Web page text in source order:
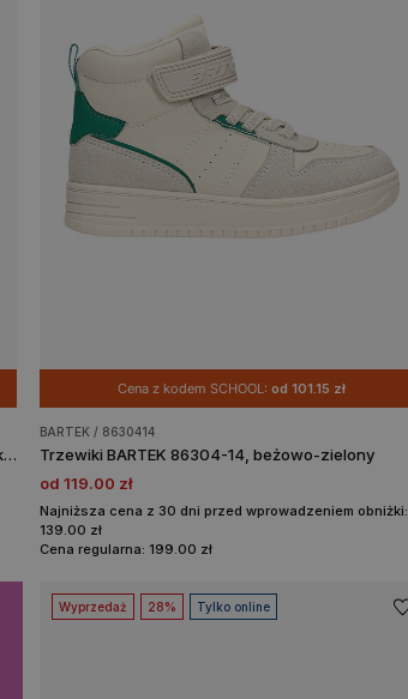
Trzewiki BARTEK 84005-15, dla dziewcząt, multikolor
Cena z kodem SCHOOL:od 101.15 zł
BARTEK / 8630414
Trzewiki BARTEK 86304-14, beżowo-zielony
od 119.00 zł
Najniższa cena z 30 dni przed wprowadzeniem obniżki:
139.00 zł
Cena regularna: 199.00 zł
Wyprzedaż 28% Tylko online